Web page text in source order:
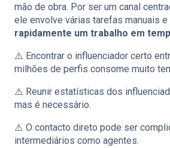
mão de obra. Por ser um canal
ele envolve várias tarefas manuais e
rapidamente um trabalho em
⚠️ Encontrar o influenciador certo
milhões de perfis consome muito
⚠️ Reunir estatísticas dos
mas é necessário.
⚠️ O contacto direto pode ser
intermediários como agentes.